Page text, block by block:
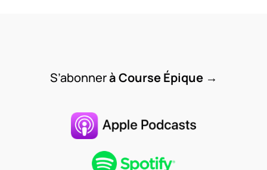
S’abonnerà Course Épique →